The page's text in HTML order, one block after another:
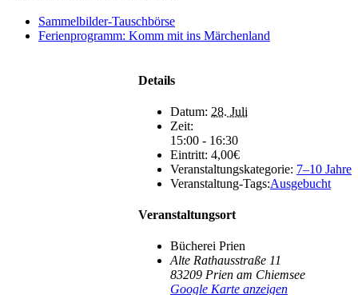
Sammelbilder-Tauschbörse
Ferienprogramm: Komm mit ins Märchenland
Details
Datum: 28. Juli
Zeit:
15:00 - 16:30
Eintritt: 4,00€
Veranstaltungskategorie: 7–10 Jahre
Veranstaltung-Tags:Ausgebucht
Veranstaltungsort
Bücherei Prien
Alte Rathausstraße 11
83209 Prien am Chiemsee
Google Karte anzeigen